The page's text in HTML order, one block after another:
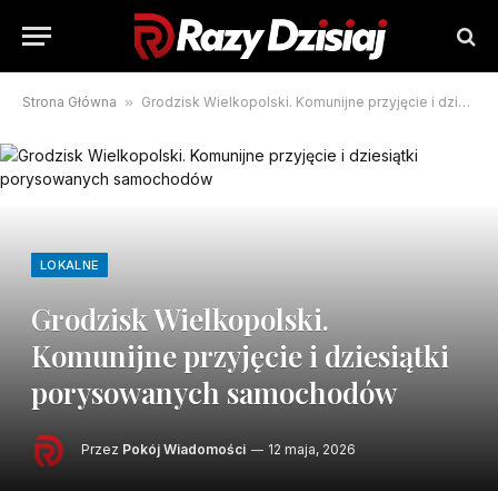
Strona Główna » Grodzisk Wielkopolski. Komunijne przyjęcie i dziesiątki porysowanych samochodów
LOKALNE
Grodzisk Wielkopolski.
Komunijne przyjęcie i dziesiątki
porysowanych samochodów
Przez Pokój Wiadomości 12 maja, 2026